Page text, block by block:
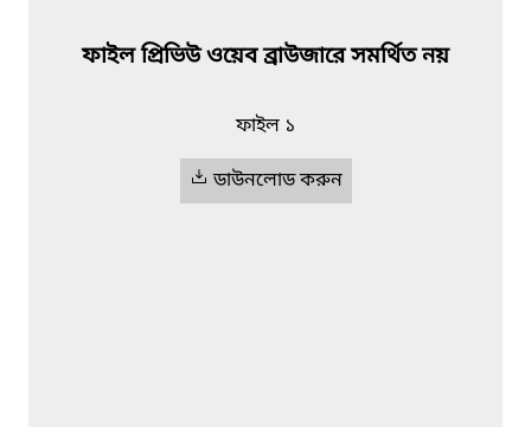
ফাইল প্রিভিউ ওয়েব ব্রাউজারে সমর্থিত নয়
ফাইল ১
ডাউনলোড করুন